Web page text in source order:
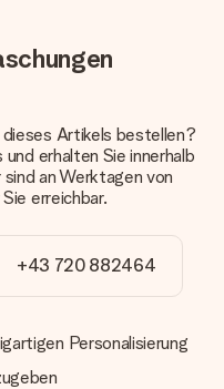
an: Vorauskasse
Paypal,
Klarna. Bei einer
sich die Lieferzeit des
nicht
deine Erwartungen nicht
ein passender
Artikels bestellen?
erhalten Sie innerhalb
an Werktagen von
erreichbar.
+43 720 882464
Personalisierung